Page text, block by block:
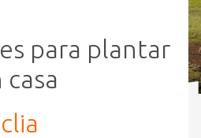
para plantar